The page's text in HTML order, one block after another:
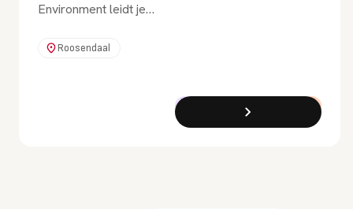
Associate Degree
Environment leidt je
professional die
Roosendaal